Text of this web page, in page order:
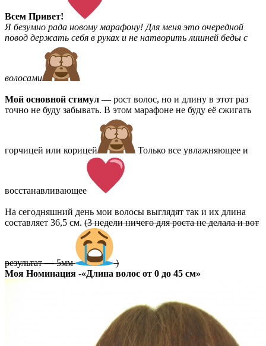
Всем Привет!
Я безумно рада новому марафону! Для меня это очередной
повод держать себя в руках и не натворить лишней беды с
волосами
Мой основной стимул — рост волос, но и длину в этот раз
точно не буду забывать. В этом марафоне не буду её сжигать
горчицей или корицей Только все увлажняющее и
восстанавливающее
На сегодняшний день мои волосы выглядят так и их длина
составляет 36,5 см. (3 недели ничего для роста не делала и вот
результат — 5мм
)
Моя Номинация -«Длина волос от 0 до 45 см»